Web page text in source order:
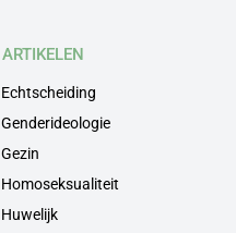
ARTIKELEN
Echtscheiding
Genderideologie
Gezin
Homoseksualiteit
Huwelijk